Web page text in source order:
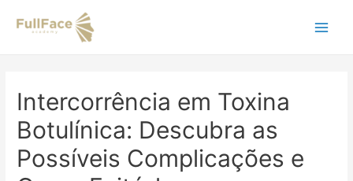
para
Intercorrência em Toxina
Botulínica: Descubra as
Possíveis Complicações e
de